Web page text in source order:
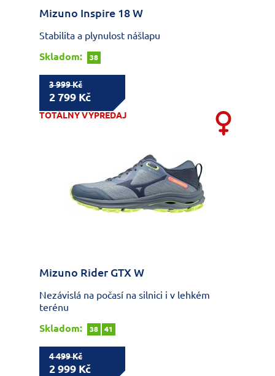
Mizuno Inspire 18 W
Stabilita a plynulost nášlapu
Skladom:
38
3 999 Kč
2 799 Kč
TOTÁLNY VÝPREDAJ
Mizuno Rider GTX W
Nezávislá na počasí na silnici i v lehkém
terénu
Skladom:
38 41
4 499 Kč
2 999 Kč